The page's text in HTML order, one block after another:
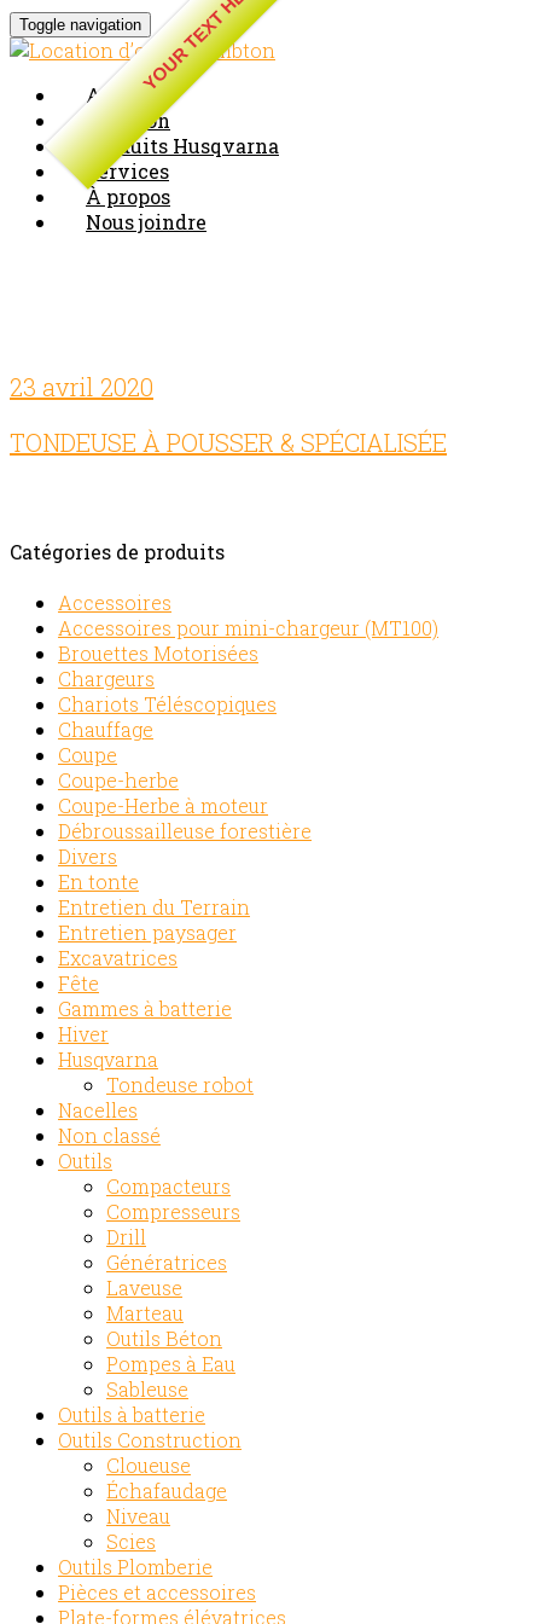
YOUR TEXT HERE
Toggle navigation
Accueil
Location
Produits Husqvarna
Services
À propos
Nous joindre
23 avril 2020
TONDEUSE À POUSSER & SPÉCIALISÉE
Catégories de produits
Accessoires
Accessoires pour mini-chargeur (MT100)
Brouettes Motorisées
Chargeurs
Chariots Téléscopiques
Chauffage
Coupe
Coupe-herbe
Coupe-Herbe à moteur
Débroussailleuse forestière
Divers
En tonte
Entretien du Terrain
Entretien paysager
Excavatrices
Fête
Gammes à batterie
Hiver
Husqvarna
Tondeuse robot
Nacelles
Non classé
Outils
Compacteurs
Compresseurs
Drill
Génératrices
Laveuse
Marteau
Outils Béton
Pompes à Eau
Sableuse
Outils à batterie
Outils Construction
Cloueuse
Échafaudage
Niveau
Scies
Outils Plomberie
Pièces et accessoires
Plate-formes élévatrices